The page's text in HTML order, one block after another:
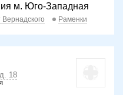
м. Юго-Западная
Вернадского Раменки
18